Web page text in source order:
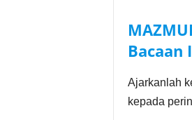
Bacaan
Ajarkanlah
kepada